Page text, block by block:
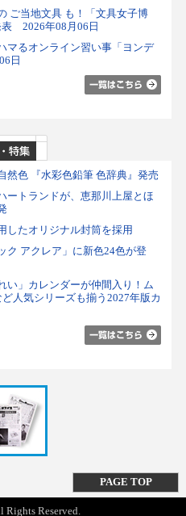
ご当地文具 も！「文具女子博
表 2026年08月06日
マるオンライン習い事「ヨンデ
日
色 『水彩色鉛筆 色辞典』発売
ートランドが、恵那川上屋とほ
したオリジナル封筒を採用
ク アクレア」に新色24色が登
」カレンダーが仲間入り！ム
人気シリーズも揃う2027年版カ
PAGE TOP
Rights Reserved.